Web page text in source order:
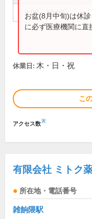
9:00～18:00 ●
お盆(8月中旬)は休
に必ず医療機関に直
休業日: 木・日・祝
こ
アクセス数※
有限会社 ミトク
所在地・電話番号
雑餉隈駅